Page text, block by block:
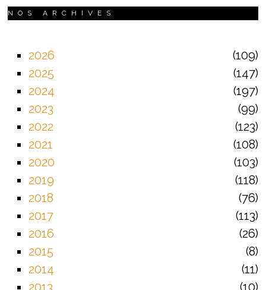
NOS ARCHIVES
2026
109
2025
147
2024
197
2023
99
2022
123
2021
108
2020
103
2019
118
2018
76
2017
113
2016
26
2015
8
2014
11
2013
10